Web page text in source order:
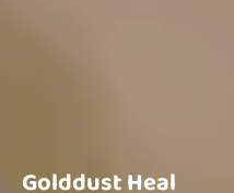
Golddust Heal